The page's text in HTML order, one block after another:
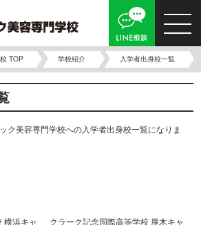
TOP 学校紹介 入学者出身校一覧
ク美容専門学校への入学者出身校一覧になりま
横浜キャ
クラーク記念国際高等学校 厚木キャ